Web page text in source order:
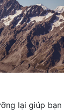
lại giúp bạn